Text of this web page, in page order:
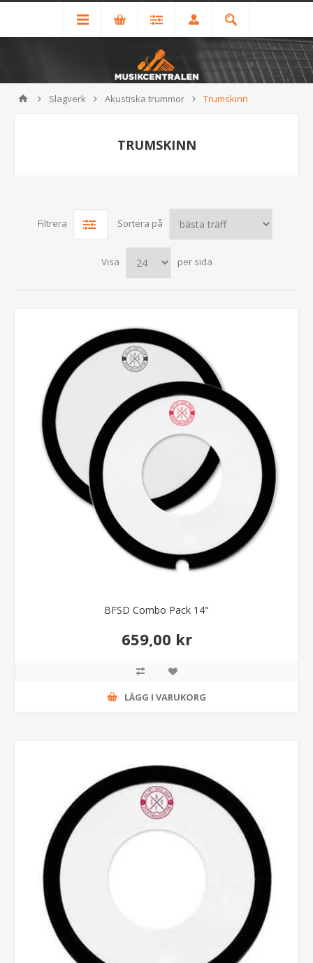
Slagverk Akustiska trummor Trumskinn
TRUMSKINN
Filtrera Sortera på
Visa per sida
BFSD Combo Pack 14"
659,00 kr
LÄGG I VARUKORG